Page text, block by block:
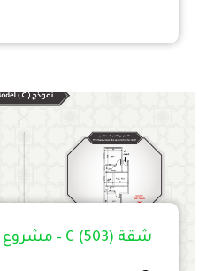
شقة C (503) – مشروع برج الظاهرة